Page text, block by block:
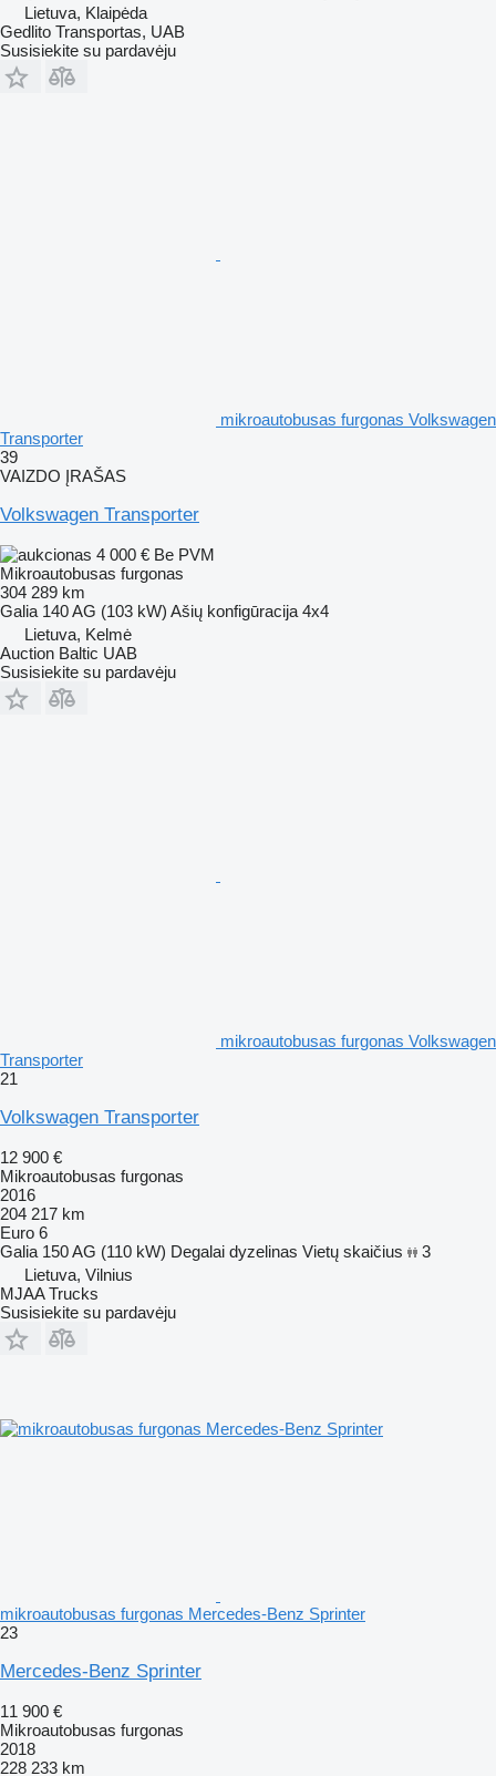
Lietuva, Klaipėda
Gedlito Transportas, UAB
Susisiekite su pardavėju
mikroautobusas furgonas Volkswagen
Transporter
39
VAIZDO ĮRAŠAS
Volkswagen Transporter
4 000 € Be PVM
Mikroautobusas furgonas
304 289 km
Galia 140 AG (103 kW) Ašių konfigūracija 4x4
Lietuva, Kelmė
Auction Baltic UAB
Susisiekite su pardavėju
mikroautobusas furgonas Volkswagen
Transporter
21
Volkswagen Transporter
12 900 €
Mikroautobusas furgonas
2016
204 217 km
Euro 6
Galia 150 AG (110 kW) Degalai dyzelinas Vietų skaičius
3
Lietuva, Vilnius
MJAA Trucks
Susisiekite su pardavėju
mikroautobusas furgonas Mercedes-Benz Sprinter
23
Mercedes-Benz Sprinter
11 900 €
Mikroautobusas furgonas
2018
228 233 km